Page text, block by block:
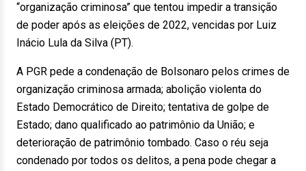
“organização criminosa” que tentou impedir a transição
de poder após as eleições de 2022, vencidas por Luiz
Inácio Lula da Silva (PT).
A PGR pede a condenação de Bolsonaro pelos crimes de
organização criminosa armada; abolição violenta do
Estado Democrático de Direito; tentativa de golpe de
Estado; dano qualificado ao patrimônio da União; e
deterioração de patrimônio tombado. Caso o réu seja
condenado por todos os delitos, a pena pode chegar a